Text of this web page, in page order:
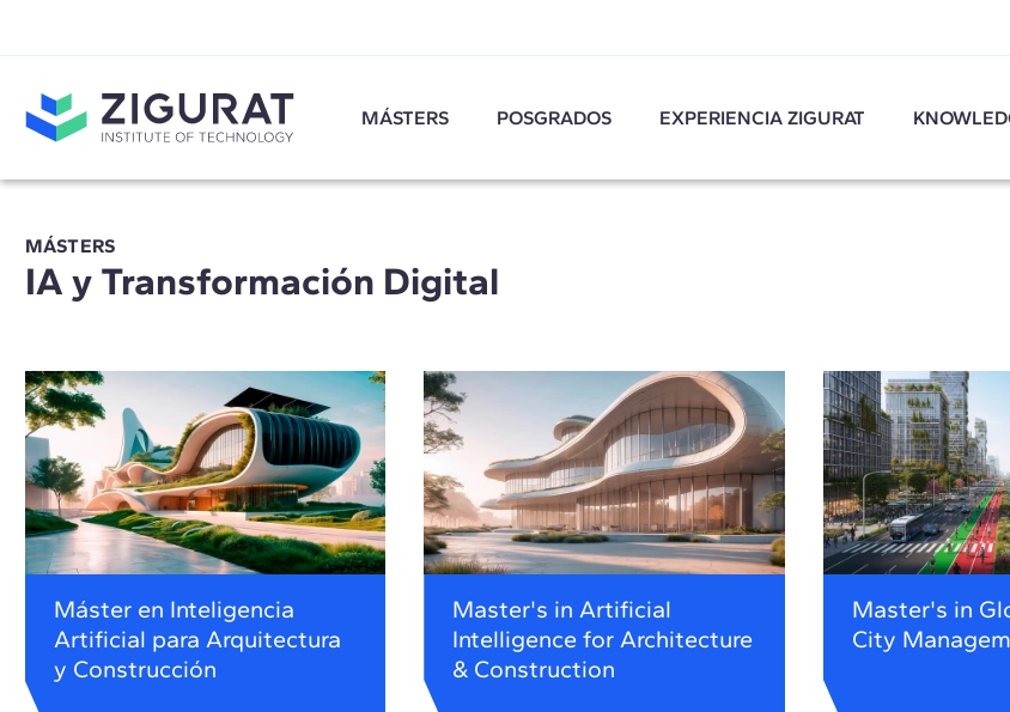
MÁSTERS POSGRADOS EXPERIENCIA ZIGURAT
MÁSTERS
IA y Transformación Digital
Máster en Inteligencia
Artificial para Arquitectura
y Construcción
Master's in Artificial
Intelligence for Architecture
& Construction
Master's in
City